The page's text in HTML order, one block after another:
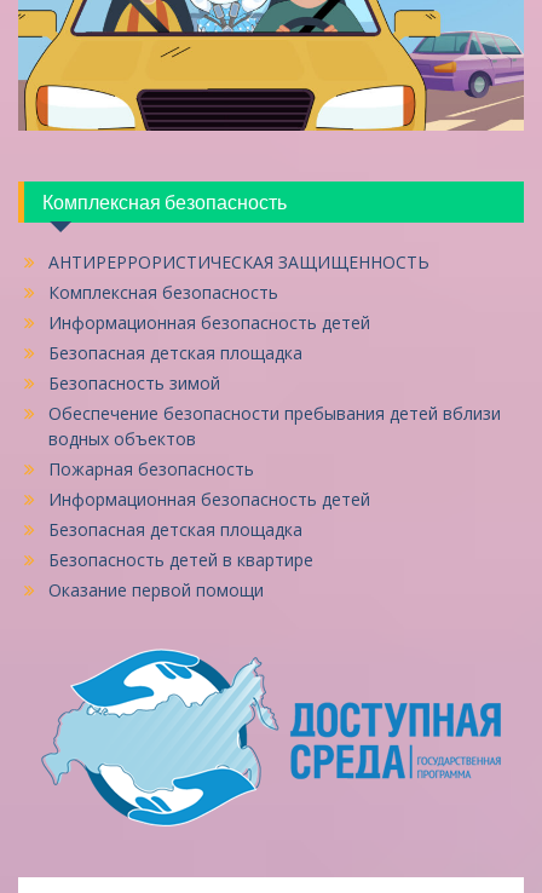
Комплексная безопасность
АНТИРЕРРОРИСТИЧЕСКАЯ ЗАЩИЩЕННОСТЬ
Комплексная безопасность
Информационная безопасность детей
Безопасная детская площадка
Безопасность зимой
Обеспечение безопасности пребывания детей вблизи
водных объектов
Пожарная безопасность
Информационная безопасность детей
Безопасная детская площадка
Безопасность детей в квартире
Оказание первой помощи